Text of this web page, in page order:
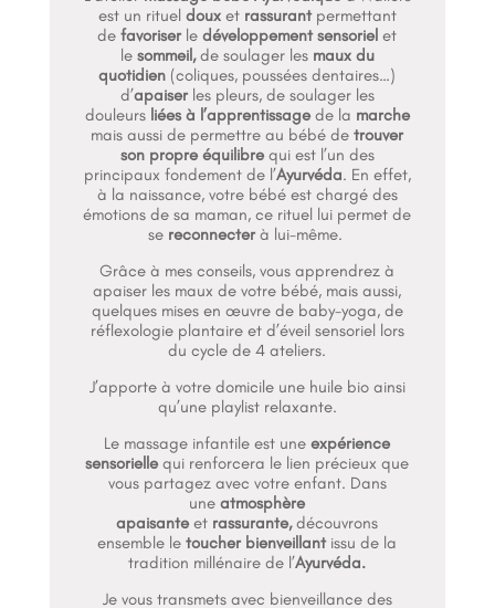
est un rituel doux et rassurant permettant
defavoriser ledéveloppement sensorielet
le sommeil,de soulager les maux du
quotidien (coliques, poussées dentaires…)
d’apaiserles pleurs, de soulager les
douleurs liées à l’apprentissagede la marche
mais aussi de permettre au bébé detrouver
son propre équilibrequi est l’un des
principaux fondement de l’Ayurvéda. En effet,
à la naissance, votre bébé est chargé des
émotions de sa maman, ce rituel lui permet de
se reconnecterà lui-même.
Grâce à mes conseils, vous apprendrez à
apaiser les maux de votre bébé, mais aussi,
quelques mises en œuvre de baby-yoga, de
réflexologie plantaire et d’éveil sensoriel lors
du cycle de 4 ateliers.
J’apporte à votre domicile une huile bio ainsi
qu’une playlist relaxante.
Le massage infantile est uneexpérience
sensoriellequi renforcera le lien précieux que
vous partagez avec votre enfant. Dans
uneatmosphère
apaisanteet rassurante,découvrons
ensemble letoucher bienveillant issu de la
tradition millénaire de l’Ayurvéda.
Je vous transmets avec bienveillance des